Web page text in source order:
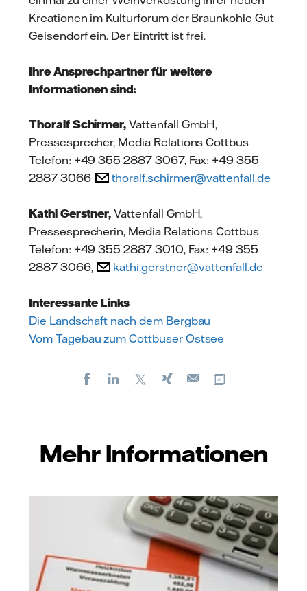
Kreationen im Kulturforum der Braunkohle Gut
Geisendorf ein. Der Eintritt ist frei.
Ihre Ansprechpartner für weitere
Informationen sind:
Thoralf Schirmer,Vattenfall GmbH,
Pressesprecher, Media Relations Cottbus
Telefon: +49 355 2887 3067, Fax: +49 355
2887 3066
thoralf.schirmer@vattenfall.de
Kathi Gerstner,Vattenfall GmbH,
Pressesprecherin, Media Relations Cottbus
Telefon: +49 355 2887 3010, Fax: +49 355
2887 3066,
kathi.gerstner@vattenfall.de
Interessante Links
Die Landschaft nach dem Bergbau
Vom Tagebau zum Cottbuser Ostsee
FacebookLinkedIn Xing
E-
Mehr Informationen